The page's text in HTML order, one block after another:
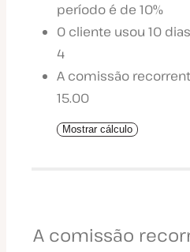
período é de 10%
O cliente usou 10
4
A comissão
15.00
Mostrar cálculo
A comissão